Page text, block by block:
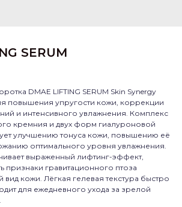
SERUM
DMAE LIFTING SERUM Skin Synergy
повышения упругости кожи, коррекции
и интенсивного увлажнения. Комплекс
кремния и двух форм гиалуроновой
улучшению тонуса кожи, повышению её
оптимального уровня увлажнения.
выраженный лифтинг-эффект,
признаки гравитационного птоза
вид кожи. Лёгкая гелевая текстура быстро
для ежедневного ухода за зрелой